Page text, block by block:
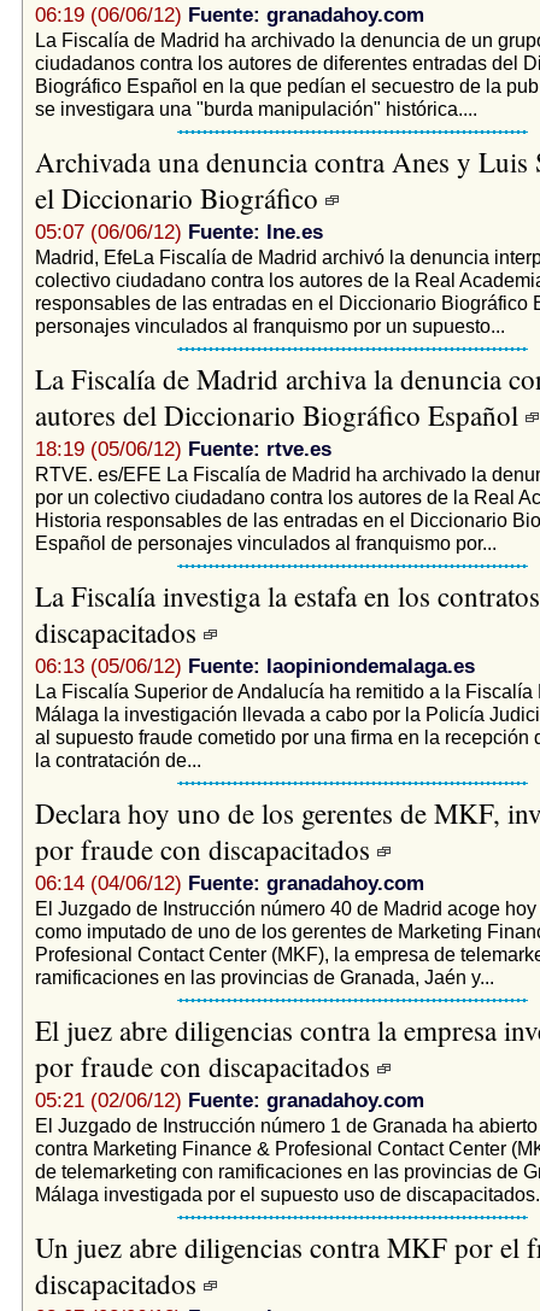
06:19 (06/06/12) Fuente: granadahoy.com
La Fiscalía de Madrid ha archivado la denuncia de un
ciudadanos contra los autores de diferentes entradas del
Biográfico Español en la que pedían el secuestro de la
se investigara una "burda manipulación" histórica....
Archivada una denuncia contra Anes y Luis
el Diccionario Biográfico
05:07 (06/06/12) Fuente: lne.es
Madrid, EfeLa Fiscalía de Madrid archivó la denuncia
colectivo ciudadano contra los autores de la Real
responsables de las entradas en el Diccionario Biográfico
personajes vinculados al franquismo por un supuesto...
La Fiscalía de Madrid archiva la denuncia
autores del Diccionario Biográfico Español
18:19 (05/06/12) Fuente: rtve.es
RTVE. es/EFE La Fiscalía de Madrid ha archivado la
por un colectivo ciudadano contra los autores de la Real
Historia responsables de las entradas en el Diccionario
Español de personajes vinculados al franquismo por...
La Fiscalía investiga la estafa en los
discapacitados
06:13 (05/06/12) Fuente: laopiniondemalaga.es
La Fiscalía Superior de Andalucía ha remitido a la Fiscalía
Málaga la investigación llevada a cabo por la Policía
al supuesto fraude cometido por una firma en la recepción
la contratación de...
Declara hoy uno de los gerentes de MKF,
por fraude con discapacitados
06:14 (04/06/12) Fuente: granadahoy.com
El Juzgado de Instrucción número 40 de Madrid acoge
como imputado de uno de los gerentes de Marketing
Profesional Contact Center (MKF), la empresa de
ramificaciones en las provincias de Granada, Jaén y...
El juez abre diligencias contra la empresa
por fraude con discapacitados
05:21 (02/06/12) Fuente: granadahoy.com
El Juzgado de Instrucción número 1 de Granada ha
contra Marketing Finance & Profesional Contact Center
de telemarketing con ramificaciones en las provincias de
Málaga investigada por el supuesto uso de
Un juez abre diligencias contra MKF por el
discapacitados